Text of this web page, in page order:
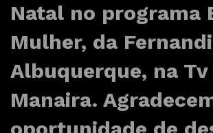
Natal no programa
Mulher, da
Albuquerque, na Tv
Manaira.